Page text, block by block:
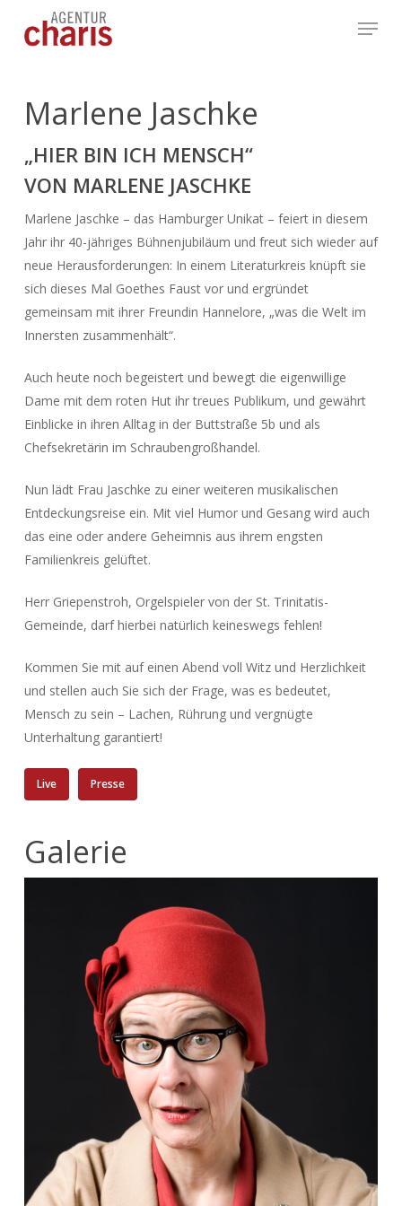
Menu
Marlene Jaschke
„HIER BIN ICH MENSCH“
VON MARLENE JASCHKE
Marlene Jaschke – das Hamburger Unikat – feiert in diesem
Jahr ihr 40-jähriges Bühnenjubiläum und freut sich wieder auf
neue Herausforderungen: In einem Literaturkreis knüpft sie
sich dieses Mal Goethes Faust vor und ergründet
gemeinsam mit ihrer Freundin Hannelore, „was die Welt im
Innersten zusammenhält“.
Auch heute noch begeistert und bewegt die eigenwillige
Dame mit dem roten Hut ihr treues Publikum, und gewährt
Einblicke in ihren Alltag in der Buttstraße 5b und als
Chefsekretärin im Schraubengroßhandel.
Nun lädt Frau Jaschke zu einer weiteren musikalischen
Entdeckungsreise ein. Mit viel Humor und Gesang wird auch
das eine oder andere Geheimnis aus ihrem engsten
Familienkreis gelüftet.
Herr Griepenstroh, Orgelspieler von der St. Trinitatis-
Gemeinde, darf hierbei natürlich keineswegs fehlen!
Kommen Sie mit auf einen Abend voll Witz und Herzlichkeit
und stellen auch Sie sich der Frage, was es bedeutet,
Mensch zu sein – Lachen, Rührung und vergnügte
Unterhaltung garantiert!
Live Presse
Galerie